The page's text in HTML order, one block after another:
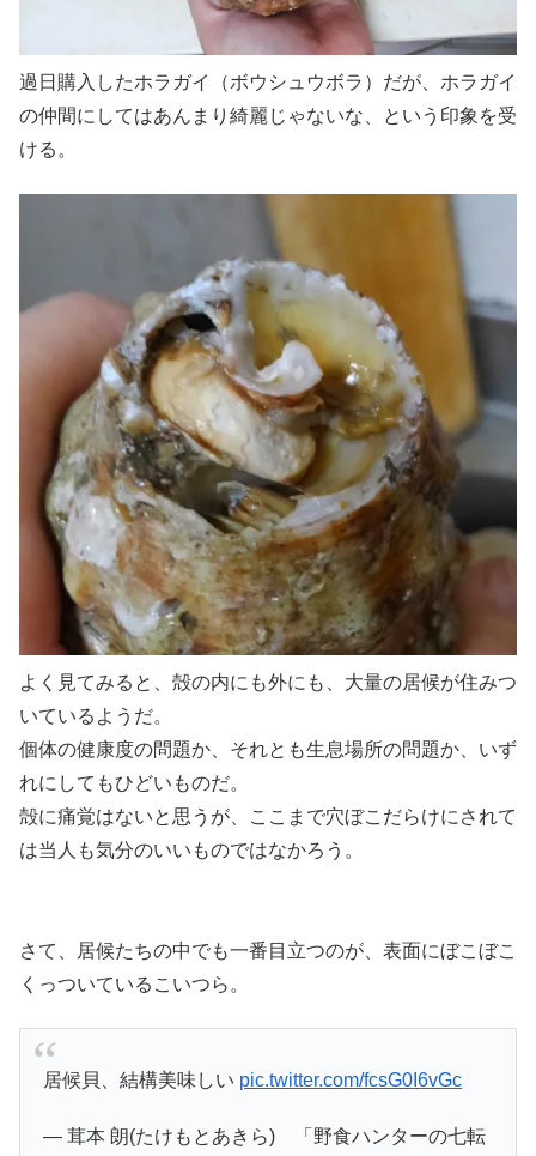
過日購入したホラガイ（ボウシュウボラ）だが、ホラガイ
の仲間にしてはあんまり綺麗じゃないな、という印象を受
ける。
よく見てみると、殻の内にも外にも、大量の居候が住みつ
いているようだ。
個体の健康度の問題か、それとも生息場所の問題か、いず
れにしてもひどいものだ。
殻に痛覚はないと思うが、ここまで穴ぼこだらけにされて
は当人も気分のいいものではなかろう。
さて、居候たちの中でも一番目立つのが、表面にぼこぼこ
くっついているこいつら。
居候貝、結構美味しい pic.twitter.com/fcsG0I6vGc
— 茸本 朗(たけもとあきら) 「野食ハンターの七転